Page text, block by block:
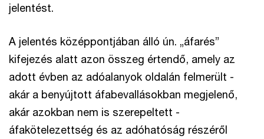
jelentést.
A jelentés középpontjában álló ún. „áfarés”
kifejezés alatt azon összeg értendő, amely az
adott évben az adóalanyok oldalán felmerült -
akár a benyújtott áfabevallásokban megjelenő,
akár azokban nem is szerepeltett -
áfakötelezettség és az adóhatóság részéről